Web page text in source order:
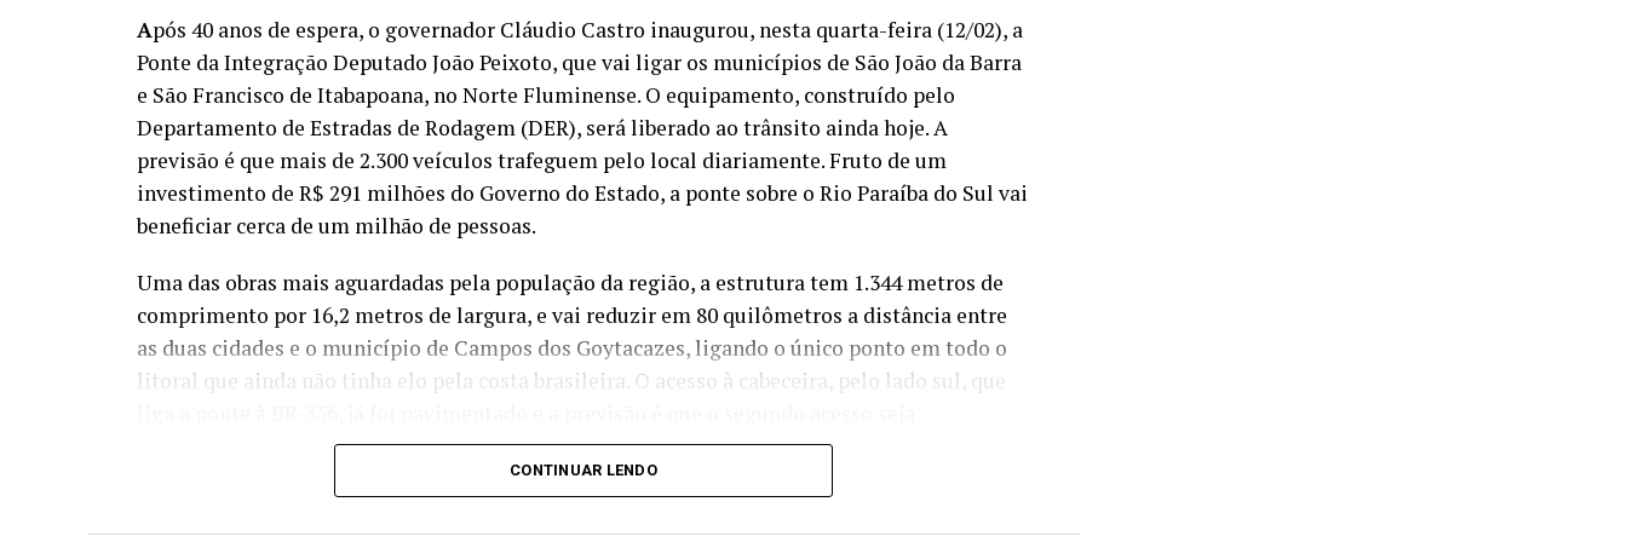
ANÚNCIO
Após 40 anos de espera, o governador Cláudio Castro inaugurou, nesta quarta-feira (12/02), a
Ponte da Integração Deputado João Peixoto, que vai ligar os municípios de São João da Barra
e São Francisco de Itabapoana, no Norte Fluminense. O equipamento, construído pelo
Departamento de Estradas de Rodagem (DER), será liberado ao trânsito ainda hoje. A
previsão é que mais de 2.300 veículos trafeguem pelo local diariamente. Fruto de um
investimento de R$ 291 milhões do Governo do Estado, a ponte sobre o Rio Paraíba do Sul vai
beneficiar cerca de um milhão de pessoas.
Uma das obras mais aguardadas pela população da região, a estrutura tem 1.344 metros de
comprimento por 16,2 metros de largura, e vai reduzir em 80 quilômetros a distância entre
as duas cidades e o município de Campos dos Goytacazes, ligando o único ponto em todo o
litoral que ainda não tinha elo pela costa brasileira. O acesso à cabeceira, pelo lado sul, que
completamente asfaltado até abril.
– Hoje é um dia histórico para o nosso estado e, principalmente, para os moradores desta
região. A inauguração da Ponte da Integração é uma realização de um sonho aguardado há
CONTINUAR LENDO